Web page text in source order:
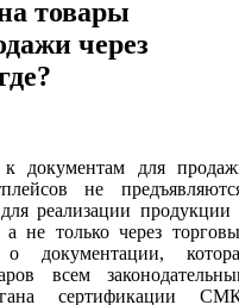
товары
через
документам для
не
реализации продукции
не только через
документации,
всем
сертификации